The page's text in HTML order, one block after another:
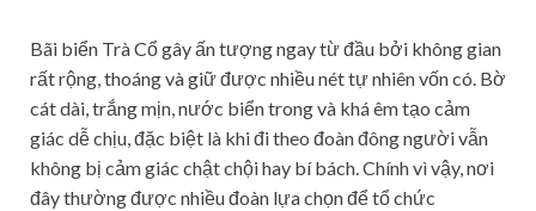
Bãi biển Trà Cổ gây ấn tượng ngay từ đầu bởi không gian
rất rộng, thoáng và giữ được nhiều nét tự nhiên vốn có. Bờ
cát dài, trắng mịn, nước biển trong và khá êm tạo cảm
giác dễ chịu, đặc biệt là khi đi theo đoàn đông người vẫn
không bị cảm giác chật chội hay bí bách. Chính vì vậy, nơi
đây thường được nhiều đoàn lựa chọn để tổ chức